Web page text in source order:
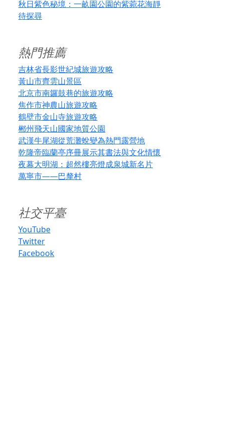
秋日紫色秘境：一畝園公園的紫菀花海靜
待探尋
熱門推薦
吉林省長影世紀城旅遊攻略
黃山市齊雲山景區
北京市南鑼鼓巷的旅遊攻略
焦作市神農山旅遊攻略
鶴壁市金山寺旅遊攻略
郴州飛天山國家地質公園
武漢牛尾湖從荒灘蛻變為熱門露營地
乾隆帝臨蘭亭序冊展示其書法與文化情懷
夜幕大明湖：超然樓亮燈成泉城新名片
萬寧市——巴釐村
社交平臺
YouTube
Twitter
Facebook